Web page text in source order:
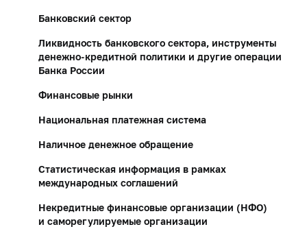
Банковский сектор
Ликвидность банковского сектора, инструменты
денежно-кредитной политики и другие операции
Банка России
Финансовые рынки
Национальная платежная система
Наличное денежное обращение
Статистическая информация в рамках
международных соглашений
Некредитные финансовые организации (НФО)
и саморегулируемые организации